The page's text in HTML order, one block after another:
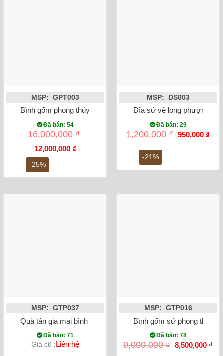
-25%
MSP: GPT003
Bình gốm phong thủy tỏi công đào đắp nổi men rạn dát vàng
Đã bán: 54
16,000,000₫
Giá
gốc
là:
16,000,000 ₫.
12,000,000 ₫Giá
12,000,000 ₫.
-21%
MSP: DS003
Đĩa sứ vẽ long phượng
Đã bán: 29
1,200,000₫ Giá
950,000 ₫
MSP: GTP037
Quà tân gia mai bình tích lộc công danh phú quý vẽ vàng
Đã bán: 71
Giá cũ :Liên hệ
MSP: GTP016
Bình gốm sứ phong thủy
Đã bán: 78
9,000,000₫ Giá
gốc
8,500,000 ₫